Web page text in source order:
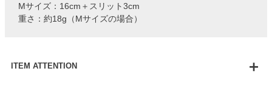
Mサイズ：16cm＋スリット3cm
重さ：約18g（Mサイズの場合）
ITEM ATTENTION